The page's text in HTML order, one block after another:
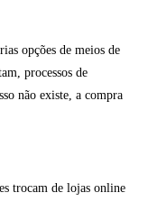
opções de meios de
processos de
não existe, a compra
trocam de lojas online